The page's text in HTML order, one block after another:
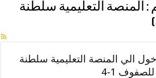
التعليمية سلطنة
التعليمية سلطنة
4